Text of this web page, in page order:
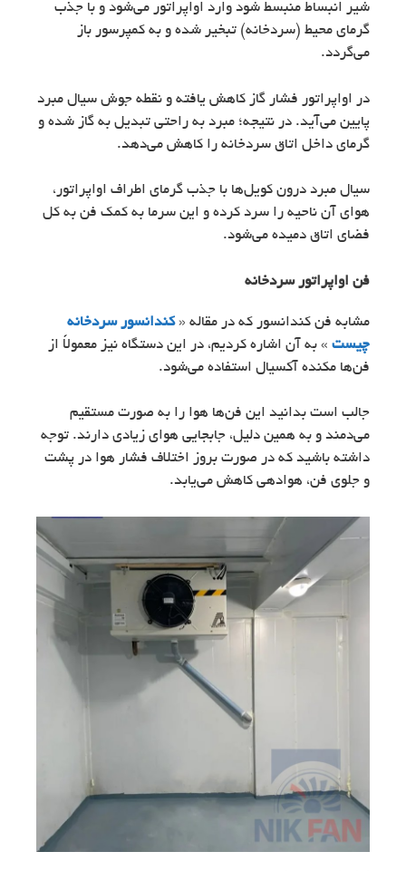
شیر انبساط منبسط شود وارد اواپراتور می‌شود و با جذب
گرمای محیط (سردخانه) تبخیر شده و به کمپرسور باز
می‌گردد.
در اواپراتور فشار گاز کاهش یافته و نقطه جوش سیال مبرد
پایین می‌آید. در نتیجه؛ مبرد به راحتی تبدیل به گاز شده و
گرمای داخل اتاق سردخانه را کاهش می‌دهد.
سیال مبرد درون کویل‌ها با جذب گرمای اطراف اواپراتور،
هوای آن ناحیه را سرد کرده و این سرما به کمک فن به کل
فضای اتاق دمیده می‌شود.
فن اواپراتور سردخانه
مشابه فن کندانسور که در مقاله «کندانسور سردخانه
چیست » به آن اشاره کردیم، در این دستگاه نیز معمولاً از
فن‌ها مکنده آکسیال استفاده می‌شود.
جالب است بدانید این فن‌ها هوا را به ‌صورت مستقیم
می‌دمند و به همین دلیل، جابجایی هوای زیادی دارند. توجه
داشته باشید که در صورت بروز اختلاف فشار هوا در پشت
و جلوی فن، هوادهی کاهش می‌یابد.